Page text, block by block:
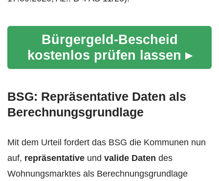
Bürgergeld-Bescheid
kostenlos prüfen lassen ▸
BSG: Repräsentative Daten als
Berechnungsgrundlage
Mit dem Urteil fordert das BSG die Kommunen nun
auf, repräsentative und valide Daten des
Wohnungsmarktes als Berechnungsgrundlage